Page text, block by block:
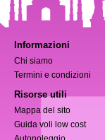
Informazioni
Chi siamo
Termini e condizioni
Risorse utili
Mappa del sito
Guida voli low cost